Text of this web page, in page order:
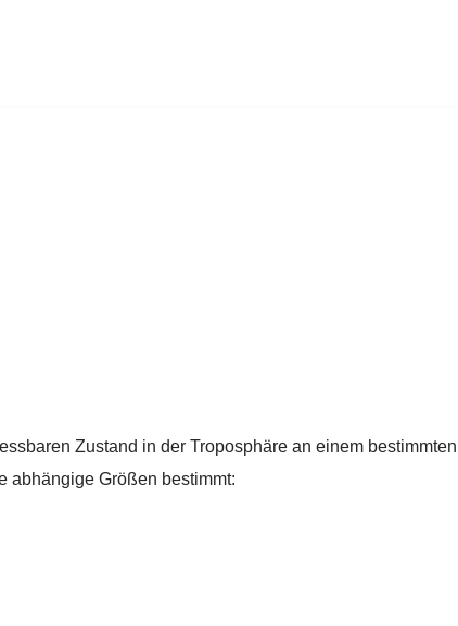
Zustand in der Troposphäre an einem bestimmten
abhängige Größen bestimmt: